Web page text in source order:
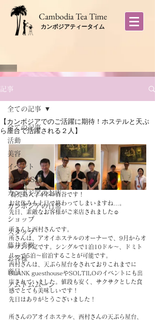
​Cambodia Tea Time
カンボジアティータイム
記事
全ての記事
活動
美容
イベント
カフェISSA
カンボジアのお店
カンボジアの日常
ショップ
スタッフ
藤井秀樹
お客様
商品
ノムトムムーン
全ての記事
【カンボジアでのご活躍に期待！ホステルと天ぷ
ら屋台で活躍される２人】
鹿児島大学4年の菅谷です！
お盆休みも土日で終わってしまいますね…。
先日、素敵なお客様がご来店されました☺️
所さんと西村さんです。
所さんは、アオイホステルのオーナーで、9月からオ
ープン予定です。シングルで1泊10ドル〜、ドミト
リーで5泊〜宿泊することが可能です。
西村さんは、天ぷら屋台をされておりこれまでに
BLANK guesthouseやSOLTILOのイベントにも出
店されていました。値段も安く、サクサクとした食
感でとても美味しいです！
先日はありがとうございました！
所さんのアオイホステル、西村さんの天ぷら屋台、